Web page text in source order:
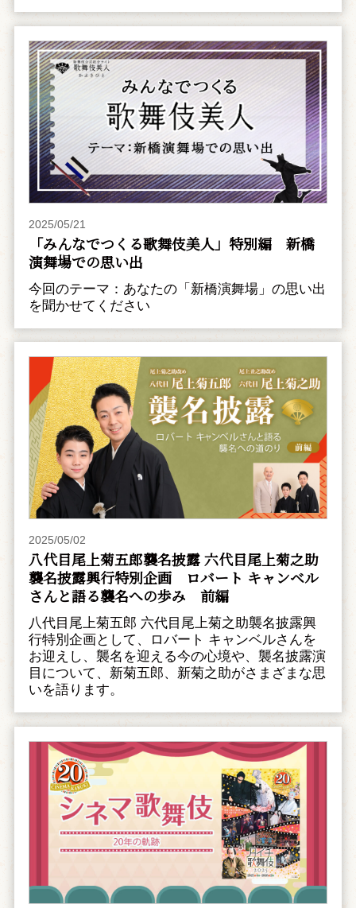
2025/05/21
「みんなでつくる歌舞伎美人」特別編 新橋
演舞場での思い出
今回のテーマ：あなたの「新橋演舞場」の思い出
を聞かせてください
2025/05/02
八代目尾上菊五郎襲名披露 六代目尾上菊之助
襲名披露興行特別企画 ――ロバート キャンベル
さんと語る襲名への歩み 前編
八代目尾上菊五郎 六代目尾上菊之助襲名披露興
行特別企画として、ロバート キャンベルさんを
お迎えし、襲名を迎える今の心境や、襲名披露演
目について、新菊五郎、新菊之助がさまざまな思
いを語ります。